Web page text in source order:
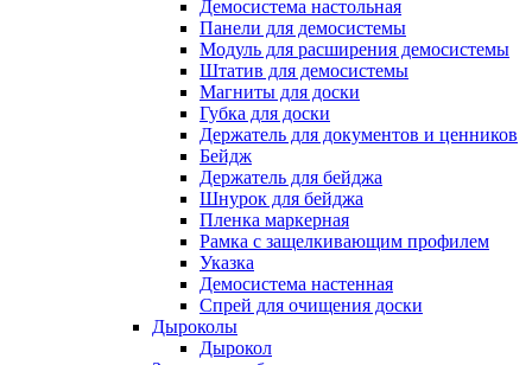
Демосистема настольная
Панели для демосистемы
Модуль для расширения демосистемы
Штатив для демосистемы
Магниты для доски
Губка для доски
Держатель для документов и ценников
Бейдж
Держатель для бейджа
Шнурок для бейджа
Пленка маркерная
Рамка с защелкивающим профилем
Указка
Демосистема настенная
Спрей для очищения доски
Дыроколы
Дырокол